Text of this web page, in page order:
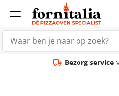
Bezorg service